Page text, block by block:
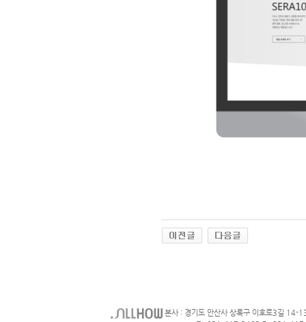
본사 : 경기도 안산사 상록구 이호로3길 14-